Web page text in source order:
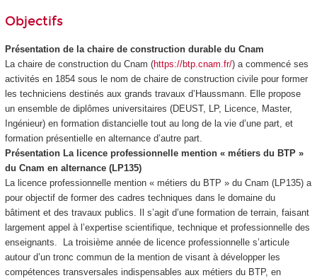
Objectifs
Présentation de la chaire de construction durable du Cnam
La chaire de construction du Cnam (https://btp.cnam.fr/) a commencé ses
activités en 1854 sous le nom de chaire de construction civile pour former
les techniciens destinés aux grands travaux d’Haussmann. Elle propose
un ensemble de diplômes universitaires (DEUST, LP, Licence, Master,
Ingénieur) en formation distancielle tout au long de la vie d’une part, et
formation présentielle en alternanced’autre part.
Présentation La licence professionnelle mention « métiers du BTP »
du Cnam en alternance(LP135)
La licence professionnelle mention « métiers du BTP » du Cnam (LP135) a
pour objectif de former des cadres techniques dans le domaine du
bâtiment et des travaux publics. Il s’agit d’une formation de terrain, faisant
largement appel à l’expertise scientifique, technique et professionnelle des
enseignants. La troisième année de licence professionnelle s’articule
autour d’un tronc commun de la mention de visant à développer les
compétences transversales indispensables aux métiers du BTP, en